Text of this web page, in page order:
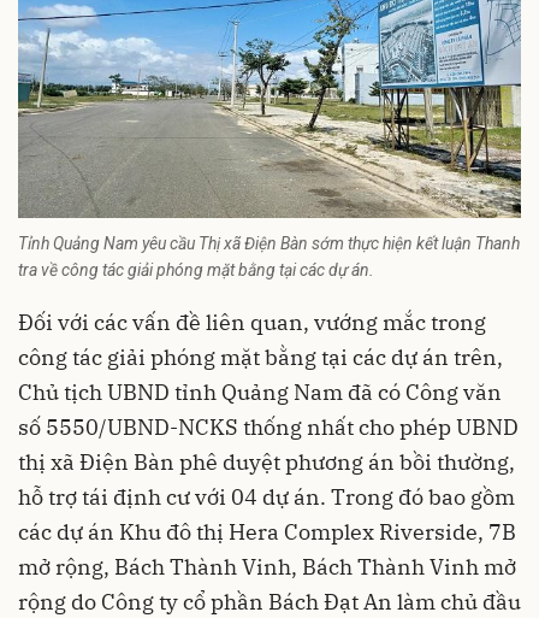
Tỉnh Quảng Nam yêu cầu Thị xã Điện Bàn sớm thực hiện kết luận Thanh
tra về công tác giải phóng mặt bằng tại các dự án.
Đối với các vấn đề liên quan, vướng mắc trong
công tác giải phóng mặt bằng tại các dự án trên,
Chủ tịch UBND tỉnh Quảng Nam đã có Công văn
số 5550/UBND-NCKS thống nhất cho phép UBND
thị xã Điện Bàn phê duyệt phương án bồi thường,
hỗ trợ tái định cư với 04 dự án. Trong đó bao gồm
các dự án Khu đô thị Hera Complex Riverside, 7B
mở rộng, Bách Thành Vinh, Bách Thành Vinh mở
rộng do Công ty cổ phần Bách Đạt An làm chủ đầu